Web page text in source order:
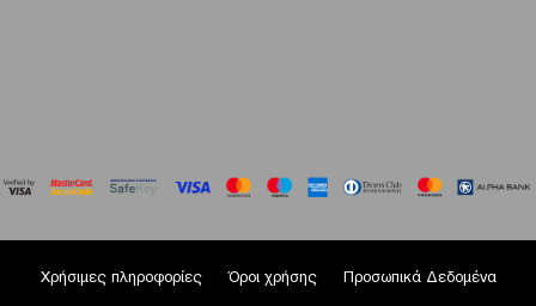
Χρήσιμες πληροφορίες Όροι χρήσης Προσωπικά Δεδομένα